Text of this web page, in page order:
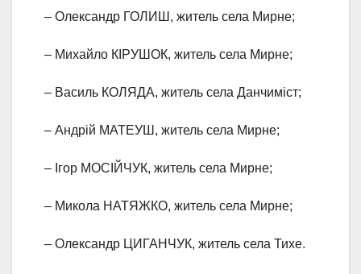
– Олександр ГОЛИШ, житель села Мирне;
– Михайло КІРУШОК, житель села Мирне;
– Василь КОЛЯДА, житель села Данчиміст;
– Андрій МАТЕУШ, житель села Мирне;
– Ігор МОСІЙЧУК, житель села Мирне;
– Микола НАТЯЖКО, житель села Мирне;
– Олександр ЦИГАНЧУК, житель села Тихе.